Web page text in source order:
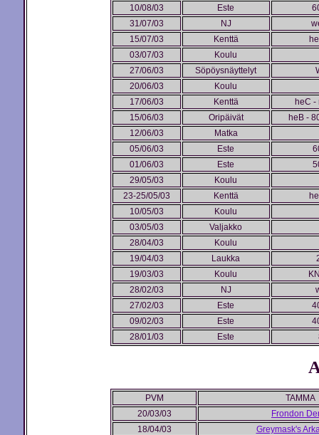
10/08/03
Este
31/07/03
NJ
15/07/03
Kenttä
03/07/03
Koulu
27/06/03
Söpöysnäyttelyt
20/06/03
Koulu
17/06/03
Kenttä
heC -
15/06/03
Oripäivät
heB -
12/06/03
Matka
05/06/03
Este
01/06/03
Este
29/05/03
Koulu
23-25/05/03
Kenttä
10/05/03
Koulu
03/05/03
Valjakko
28/04/03
Koulu
19/04/03
Laukka
19/03/03
Koulu
28/02/03
NJ
27/02/03
Este
09/02/03
Este
28/01/03
Este
PVM
TAMMA
20/03/03
Frondon
18/04/03
Greymask's